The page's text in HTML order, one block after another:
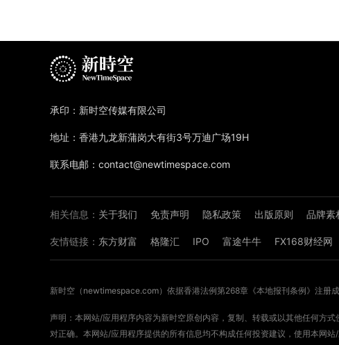
相关信息： 关于我们 免责声明 隐私政策 出版原则 品牌素
友情链接： 东方财富 格隆汇 IPO 富途牛牛 FX168财经网
承印：新时空传媒有限公司
地址：香港九龙新蒲岗大有街3号万迪广场19H
联系电邮：contact@newtimespace.com
新时空（ newtimespace.com）依据香港法例第268章《本地报刊条例》注册成
声明：本网站/应用程序内容为新时空原创内容，复制、转载或以其他任何方
对正确。本网站/应用程序提供的所有信息均不构成任何投资建议，使用本网站/